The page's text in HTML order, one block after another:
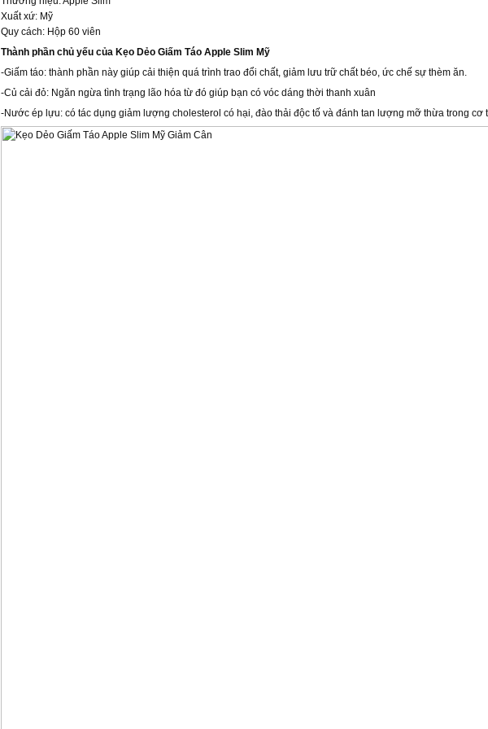
Xuất xứ: Mỹ
Quy cách: Hộp 60 viên
Thành phần chủ yếu của Kẹo Dẻo Giấm Táo Apple Slim Mỹ
-Giấm táo: thành phần này giúp cải thiện quá trình trao đổi chất, giảm lưu trữ chất béo, ức chế sự thèm ăn.
-Củ cải đỏ: Ngăn ngừa tình trạng lão hóa từ đó giúp bạn có vóc dáng thời thanh xuân
-Nước ép lựu: có tác dụng giảm lượng cholesterol có hại, đào thải độc tố và đánh tan lượng mỡ thừa trong cơ